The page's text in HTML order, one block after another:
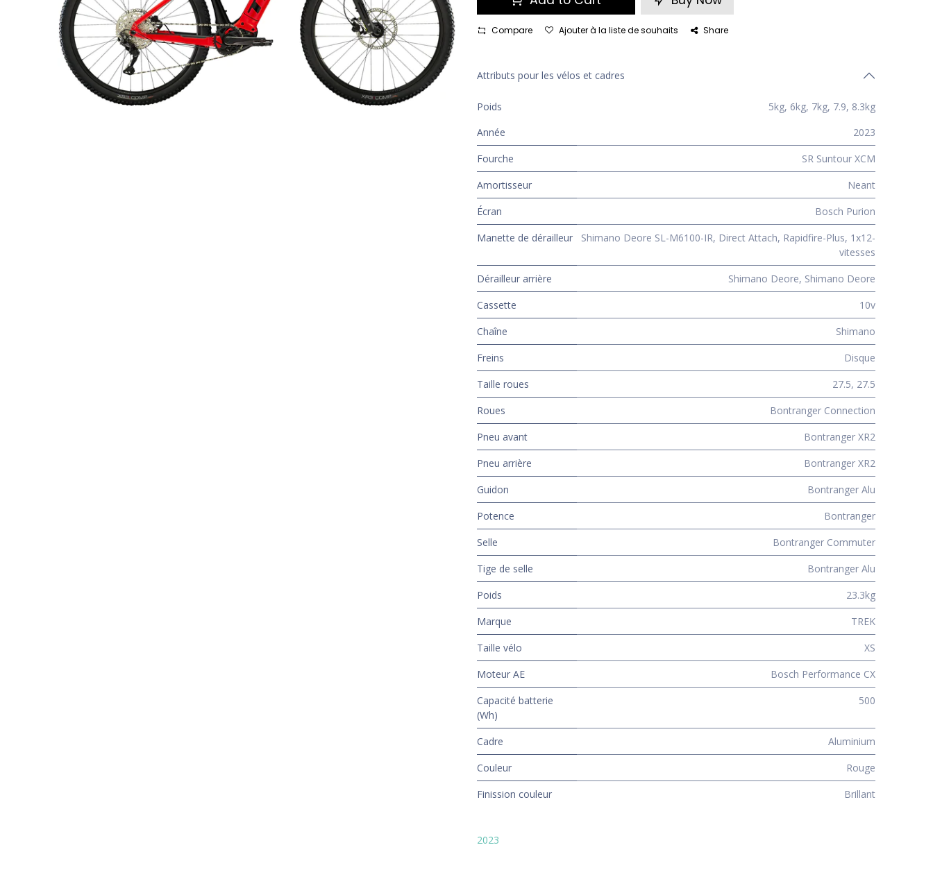
Compare Ajouter à la liste de souhaits Share
Attributs pour les vélos et cadres
Poids 5kg, 6kg, 7kg, 7.9, 8.3kg
Année
2023
Fourche
SR Suntour XCM
Amortisseur
Neant
Écran
Bosch Purion
Manette de dérailleur
Shimano Deore SL-M6100-IR, Direct Attach, Rapidfire-Plus, 1x12-
vitesses
Dérailleur arrière
Shimano Deore, Shimano Deore
Cassette
10v
Chaîne
Shimano
Freins
Disque
Taille roues
27.5, 27.5
Roues
Bontranger Connection
Pneu avant
Bontranger XR2
Pneu arrière
Bontranger XR2
Guidon
Bontranger Alu
Potence
Bontranger
Selle
Bontranger Commuter
Tige de selle
Bontranger Alu
Poids
23.3kg
Marque
TREK
Taille vélo
XS
Moteur AE
Bosch Performance CX
Capacité batterie
(Wh)
500
Cadre
Aluminium
Couleur
Rouge
Finission couleur
Brillant
2023